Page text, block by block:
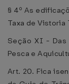
§ 4º As
Taxa de
Seção XI - Das
Pesca e
Art. 20. Fica